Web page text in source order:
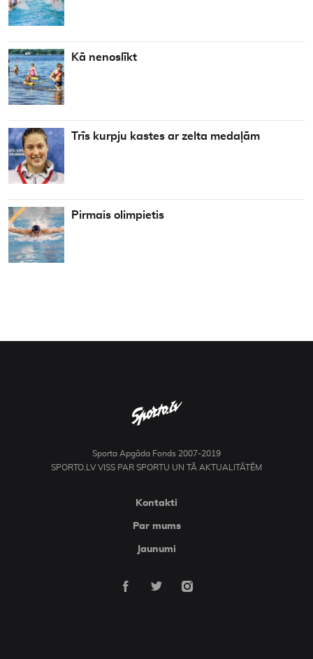
Kā nenoslīkt
Trīs kurpju kastes ar zelta medaļām
Pirmais olimpietis
Sporta Apgāda Fonds 2007-2019
SPORTO.LV VISS PAR SPORTU UN TĀ AKTUALITĀTĒM
Kontakti
Par mums
Jaunumi